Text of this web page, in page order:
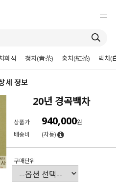
화석 청차(靑茶) 홍차(紅茶) 백차(
세 정보
20년 경곡백차
상품가 940,000원
배송비
(차등)
구매단위